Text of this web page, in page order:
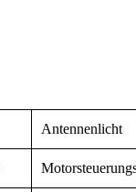
Antennenlicht